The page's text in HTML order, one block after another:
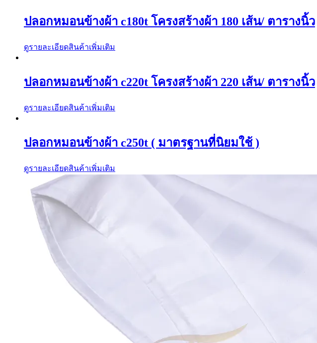
ปลอกหมอนข้างผ้า c180t โครงสร้างผ้า 180 เส้น/ ตารางนิ้ว
ดูรายละเอียดสินค้าเพิ่มเติม
ปลอกหมอนข้างผ้า c220t โครงสร้างผ้า 220 เส้น/ ตารางนิ้ว
ดูรายละเอียดสินค้าเพิ่มเติม
ปลอกหมอนข้างผ้า c250t ( มาตรฐานที่นิยมใช้ )
ดูรายละเอียดสินค้าเพิ่มเติม